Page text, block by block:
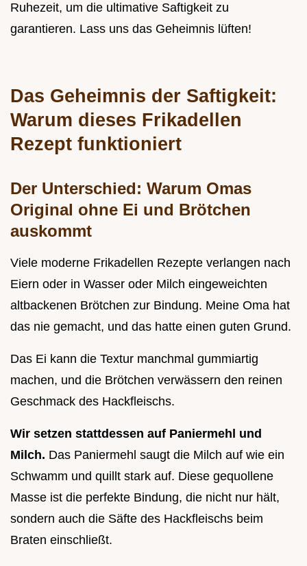
Ruhezeit, um die ultimative Saftigkeit zu
garantieren. Lass uns das Geheimnis lüften!
Das Geheimnis der Saftigkeit:
Warum dieses Frikadellen
Rezept funktioniert
Der Unterschied: Warum Omas
Original ohne Ei und Brötchen
auskommt
Viele moderne Frikadellen Rezepte verlangen nach
Eiern oder in Wasser oder Milch eingeweichten
altbackenen Brötchen zur Bindung. Meine Oma hat
das nie gemacht, und das hatte einen guten Grund.
Das Ei kann die Textur manchmal gummiartig
machen, und die Brötchen verwässern den reinen
Geschmack des Hackfleischs.
Wir setzen stattdessen auf Paniermehl und
Milch. Das Paniermehl saugt die Milch auf wie ein
Schwamm und quillt stark auf. Diese gequollene
Masse ist die perfekte Bindung, die nicht nur hält,
sondern auch die Säfte des Hackfleischs beim
Braten einschließt.